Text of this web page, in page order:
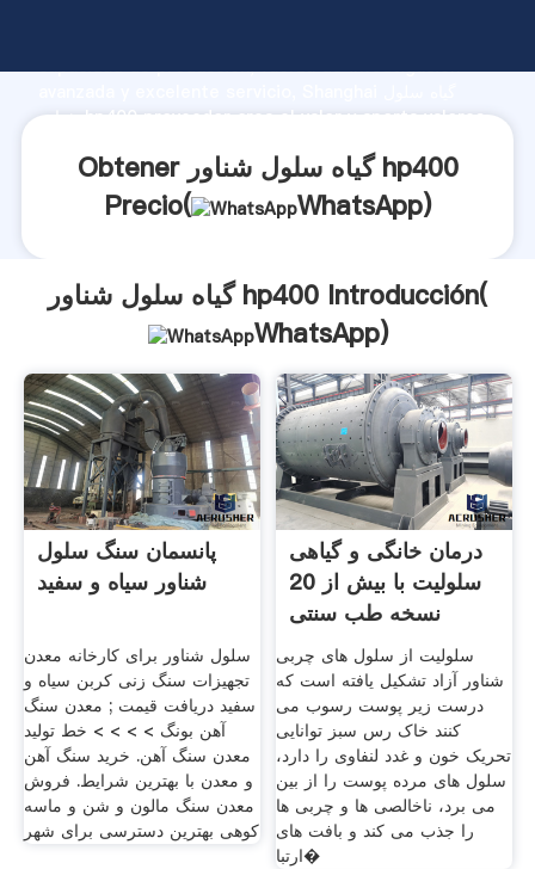
capacidad de producción, fuerza de investigación
شناور hp400 proveedor crea el valor y aporta valores
Obtener گیاه سلول شناور hp400
Precio(
WhatsApp)
گیاه سلول شناور hp400 Introducción(
WhatsApp)
پانسمان سنگ سلول
شناور سیاه و سفید
سلول شناور برای کارخانه معدن
تجهیزات سنگ زنی کربن سیاه و
سفید دریافت قیمت ; معدن سنگ
آهن بونگ > > > > خط تولید
معدن سنگ آهن. خرید سنگ آهن
و معدن با بهترین شرایط. فروش
معدن سنگ مالون و شن و ماسه
کوهی بهترین دسترسی برای شهر
درمان خانگی و گیاهی
سلولیت با بیش از 20
نسخه طب سنتی
سلولیت از سلول های چربی
شناور آزاد تشکیل یافته است که
درست زیر پوست رسوب می
کنند خاک رس سبز توانایی
تحریک خون و غدد لنفاوی را دارد،
سلول های مرده پوست را از بین
می برد، ناخالصی ها و چربی ها
را جذب می کند و بافت های
ارتبا�